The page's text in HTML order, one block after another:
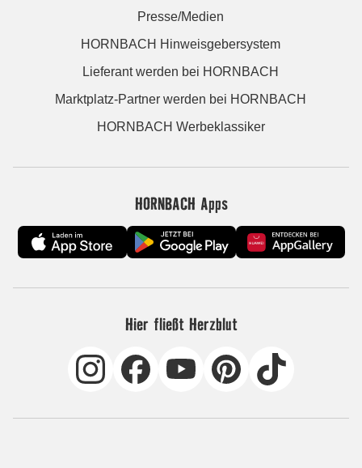
Presse/Medien
HORNBACH Hinweisgebersystem
Lieferant werden bei HORNBACH
Marktplatz-Partner werden bei HORNBACH
HORNBACH Werbeklassiker
HORNBACH Apps
Hier fließt Herzblut